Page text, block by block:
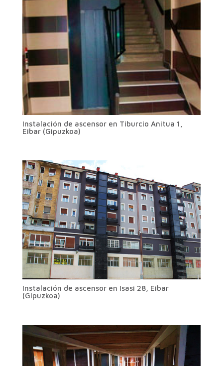
Instalación de ascensor en Tiburcio Anitua 1,
Eibar (Gipuzkoa)
Instalación de ascensor en Isasi 28, Eibar
(Gipuzkoa)